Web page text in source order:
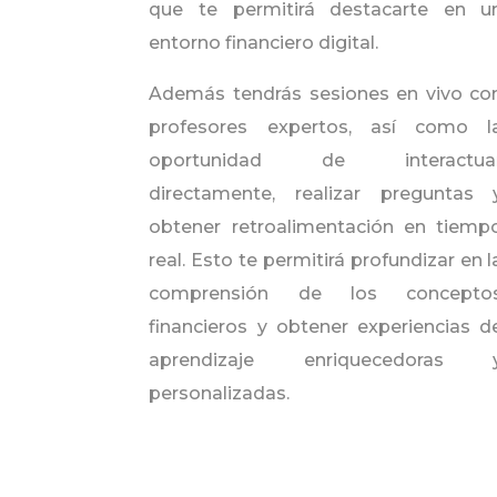
que te permitirá destacarte en
entorno financiero digital.
Además tendrás sesiones en vivo
profesores expertos, así como
oportunidad de
directamente, realizar preguntas
obtener retroalimentación en
real. Esto te permitirá profundizar en
comprensión de los
financieros y obtener experiencias
aprendizaje enriquecedoras
personalizadas.